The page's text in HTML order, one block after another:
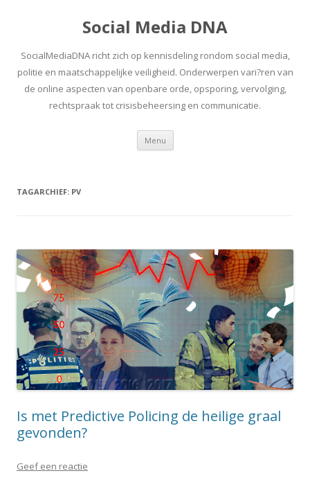
Social Media DNA
SocialMediaDNA richt zich op kennisdeling rondom social media,
politie en maatschappelijke veiligheid. Onderwerpen vari?ren van
de online aspecten van openbare orde, opsporing, vervolging,
rechtspraak tot crisisbeheersing en communicatie.
Menu Spring
inhoud
TAGARCHIEF: PV
Is met Predictive Policing de heilige graal
gevonden?
Geef een reactie